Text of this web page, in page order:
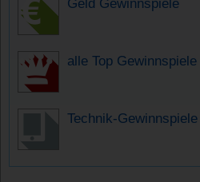
alle Top Gewinnspiele
Technik-Gewinnspiele